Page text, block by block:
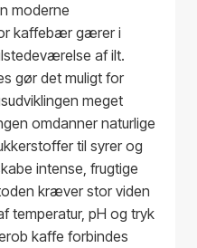
moderne
kaffebær gærer i
af ilt.
gør det muligt for
meget
omdanner naturlige
til syrer og
intense, frugtige
kræver stor viden
temperatur, pH og tryk
kaffe forbindes